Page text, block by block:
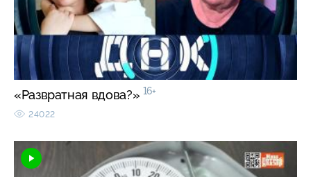
«Развратная вдова?» 16+
24022